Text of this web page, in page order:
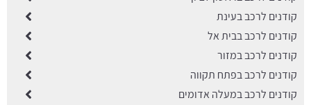
קודנים לרכב בעינת
קודנים לרכב בבית אל
קודנים לרכב במזור
קודנים לרכב בפתח תקווה
קודנים לרכב במעלה אדומים